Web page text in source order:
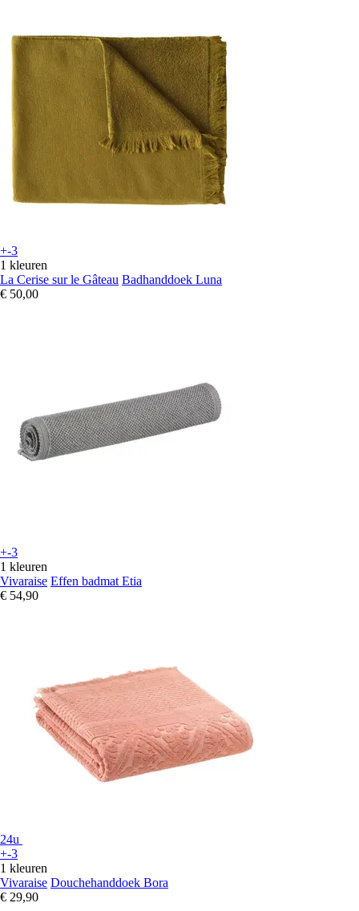
+-3
1 kleuren
La Cerise sur le Gâteau Badhanddoek Luna
€ 50,00
+-3
1 kleuren
Vivaraise Effen badmat Etia
€ 54,90
24u
+-3
1 kleuren
Vivaraise Douchehanddoek Bora
€ 29,90